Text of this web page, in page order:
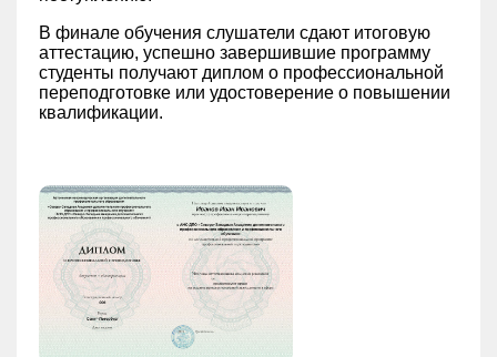
В финале обучения слушатели сдают итоговую
аттестацию, успешно завершившие программу
студенты получают диплом о профессиональной
переподготовке или удостоверение о повышении
квалификации.